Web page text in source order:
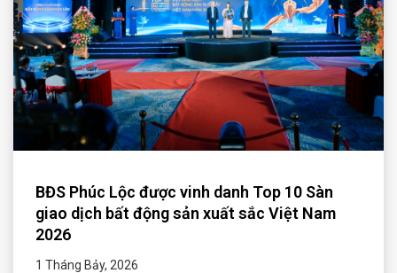
BĐS Phúc Lộc được vinh danh Top 10 Sàn
giao dịch bất động sản xuất sắc Việt Nam
2026
1 Tháng Bảy, 2026